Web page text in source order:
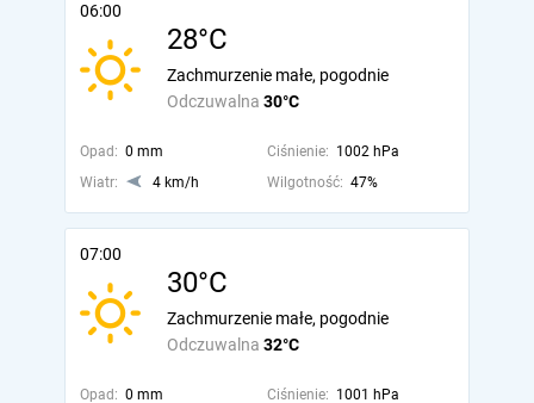
06:00
28°C
Odczuwalna 30°C
Zachmurzenie małe, pogodnie
Opad: 0 mm Ciśnienie: 1002 hPa
Wiatr:
4 km/h Wilgotność: 47%
07:00
30°C
Odczuwalna 32°C
Zachmurzenie małe, pogodnie
Opad: 0 mm Ciśnienie: 1001 hPa